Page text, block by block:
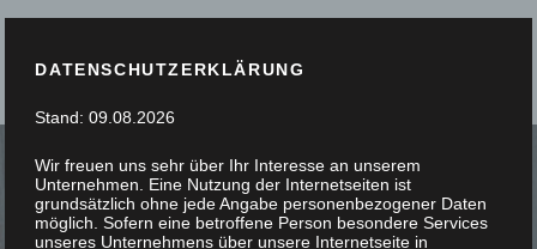
DATENSCHUTZERKLÄRUNG
Stand: 09.08.2026
Wir freuen uns sehr über Ihr Interesse an unserem
Unternehmen. Eine Nutzung der Internetseiten ist
grundsätzlich ohne jede Angabe personenbezogener Daten
möglich. Sofern eine betroffene Person besondere Services
unseres Unternehmens über unsere Internetseite in